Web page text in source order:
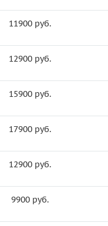
11900 руб.
12900 руб.
15900 руб.
17900 руб.
12900 руб.
9900 руб.